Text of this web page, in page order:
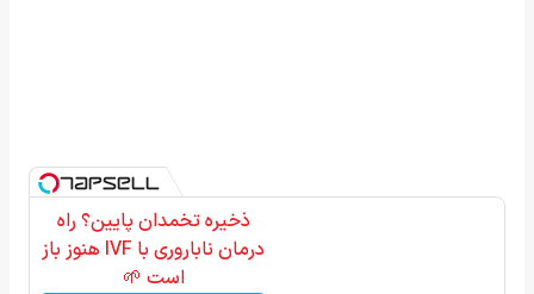
ذخیره تخمدان پایین؟ راه
درمان ناباروری با IVF هنوز باز
است 🌱